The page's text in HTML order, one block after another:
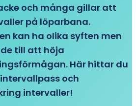
och många gillar att
på löparbana.
kan ha olika syften men
till att höja
Här hittar du
och
intervaller!